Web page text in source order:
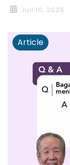
Juli 10, 2026
Article